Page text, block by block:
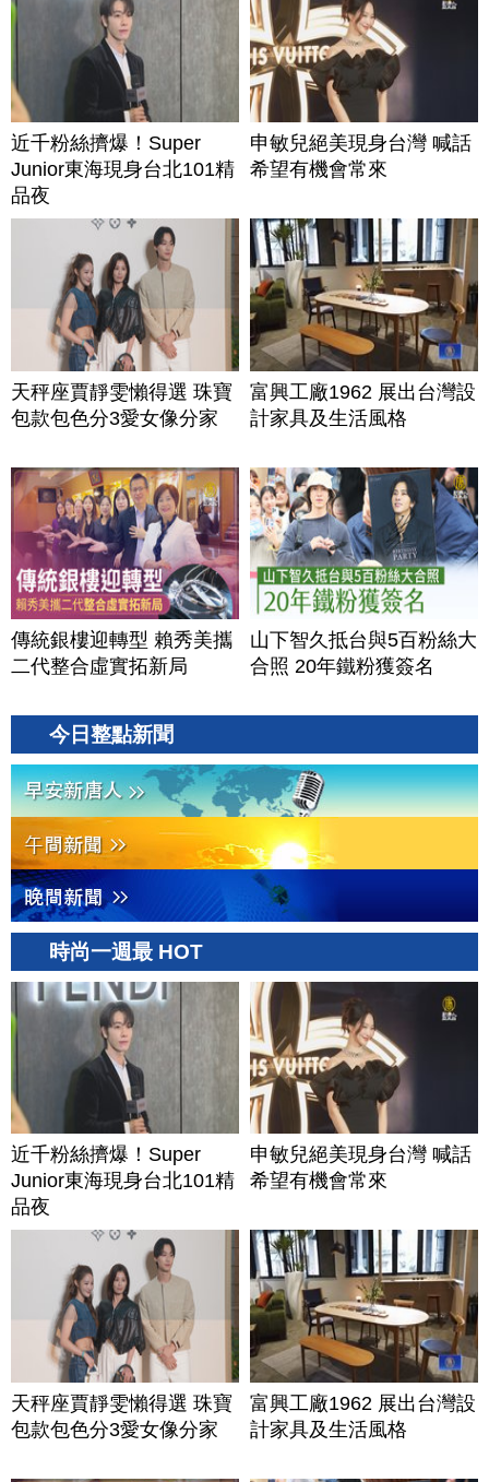
近千粉絲擠爆！Super
Junior東海現身台北101精
品夜
申敏兒絕美現身台灣 喊話
希望有機會常來
天秤座賈靜雯懶得選 珠寶
包款包色分3愛女像分家
富興工廠1962 展出台灣設
計家具及生活風格
傳統銀樓迎轉型 賴秀美攜
二代整合虛實拓新局
山下智久抵台與5百粉絲大
合照 20年鐵粉獲簽名
今日整點新聞
時尚一週最 HOT
近千粉絲擠爆！Super
Junior東海現身台北101精
品夜
申敏兒絕美現身台灣 喊話
希望有機會常來
天秤座賈靜雯懶得選 珠寶
包款包色分3愛女像分家
富興工廠1962 展出台灣設
計家具及生活風格